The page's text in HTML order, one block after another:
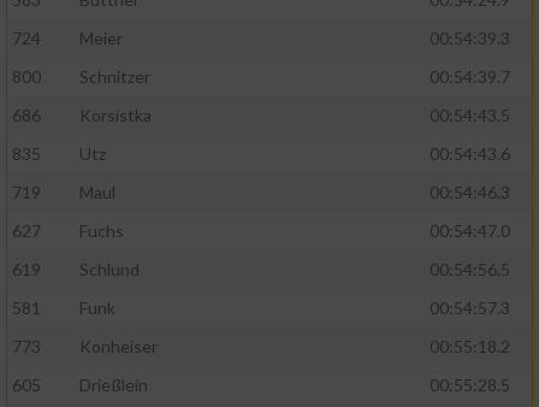
724
Meier
00:54:39.3
800
Schnitzer
00:54:39.7
686
Korsistka
00:54:43.5
835
Utz
00:54:43.6
719
Maul
00:54:46.3
627
Fuchs
00:54:47.0
619
Schlund
00:54:56.5
581
Funk
00:54:57.3
773
Konheiser
00:55:18.2
605
Drießlein
00:55:28.5